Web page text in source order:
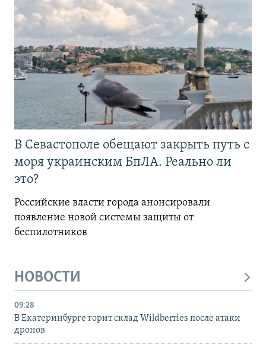
В Севастополе обещают закрыть путь с
моря украинским БпЛА. Реально ли
это?
Российские власти города анонсировали
появление новой системы защиты от
беспилотников
НОВОСТИ
09:28
В Екатеринбурге горит склад Wildberries после атаки
дронов